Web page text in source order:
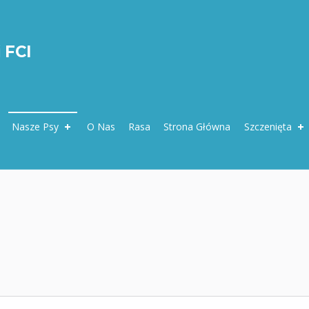
Nasze Psy O Nas Rasa Strona Główna Szczenięta